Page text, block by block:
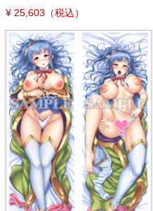
¥ 25,603（税込）